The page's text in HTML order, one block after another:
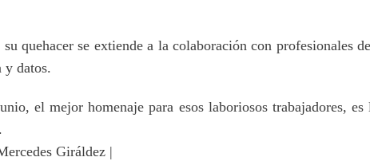
quehacer se extiende a la colaboración con profesionales
y datos.
el mejor homenaje para esos laboriosos trabajadores,
Giráldez |